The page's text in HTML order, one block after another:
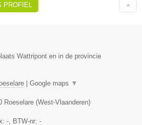
PROFIEL
Wattripont en in de provincie
| Google maps ▼
Roeselare (West-Vlaanderen)
- , BTW-nr: -